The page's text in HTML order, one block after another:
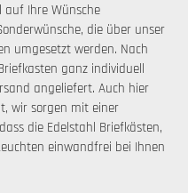
auf Ihre Wünsche
die über unser
umgesetzt werden. Nach
ganz individuell
angeliefert. Auch hier
wir sorgen mit einer
die Edelstahl Briefkästen,
einwandfrei bei Ihnen